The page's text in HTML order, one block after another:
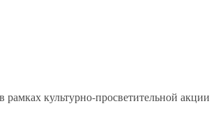
культурно-просветительной акции